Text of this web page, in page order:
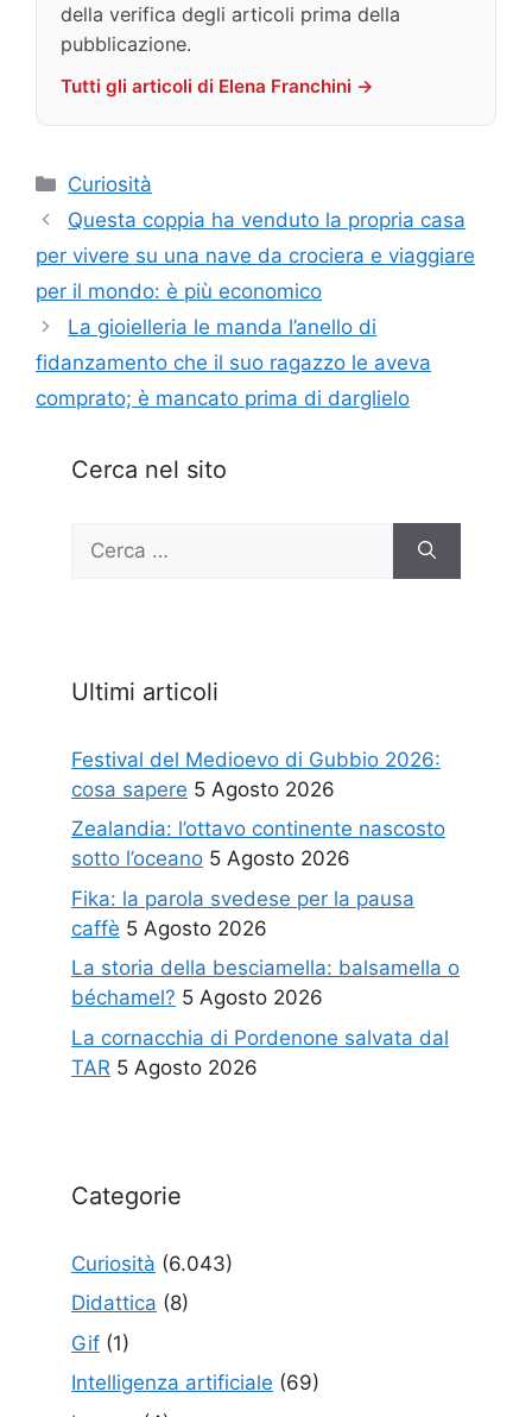
della verifica degli articoli prima della
pubblicazione.
Tutti gli articoli di Elena Franchini →
Categorie
Curiosità
Questa coppia ha venduto la propria casa
per vivere su una nave da crociera e viaggiare
per il mondo: è più economico
La gioielleria le manda l’anello di
fidanzamento che il suo ragazzo le aveva
comprato; è mancato prima di darglielo
Cerca nel sito
per:
Ultimi articoli
Festival del Medioevo di Gubbio 2026:
cosa sapere 5 Agosto 2026
Zealandia: l’ottavo continente nascosto
sotto l’oceano 5 Agosto 2026
Fika: la parola svedese per la pausa
caffè 5 Agosto 2026
La storia della besciamella: balsamella o
béchamel? 5 Agosto 2026
La cornacchia di Pordenone salvata dal
TAR 5 Agosto 2026
Categorie
Curiosità (6.043)
Didattica (8)
Gif (1)
Intelligenza artificiale (69)